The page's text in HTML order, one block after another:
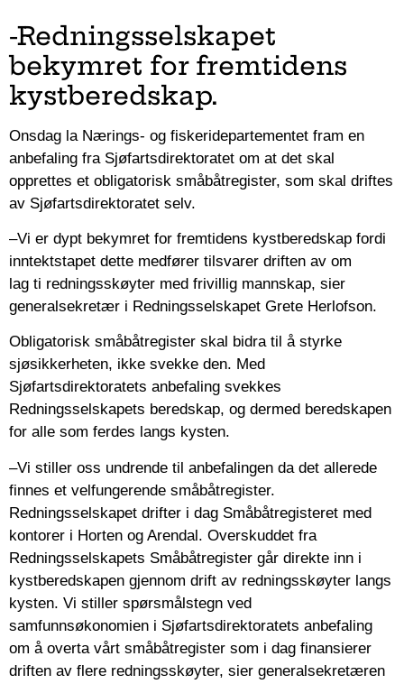
-Redningsselskapet
bekymret for fremtidens
kystberedskap.
Onsdag la Nærings- og fiskeridepartementet fram en
anbefaling fra Sjøfartsdirektoratet om at det skal
opprettes et obligatorisk småbåtregister, som skal driftes
av Sjøfartsdirektoratet selv.
–Vi er dypt bekymret for fremtidens kystberedskap fordi
inntektstapet dette medfører tilsvarer driften av om
lag ti redningsskøyter med frivillig mannskap, sier
generalsekretær i Redningsselskapet Grete Herlofson.
Obligatorisk småbåtregister skal bidra til å styrke
sjøsikkerheten, ikke svekke den. Med
Sjøfartsdirektoratets anbefaling svekkes
Redningsselskapets beredskap, og dermed beredskapen
for alle som ferdes langs kysten.
–Vi stiller oss undrende til anbefalingen da det allerede
finnes et velfungerende småbåtregister.
Redningsselskapet drifter i dag Småbåtregisteret med
kontorer i Horten og Arendal. Overskuddet fra
Redningsselskapets Småbåtregister går direkte inn i
kystberedskapen gjennom drift av redningsskøyter langs
kysten. Vi stiller spørsmålstegn ved
samfunnsøkonomien i Sjøfartsdirektoratets anbefaling
om å overta vårt småbåtregister som i dag finansierer
driften av flere redningsskøyter, sier generalsekretæren